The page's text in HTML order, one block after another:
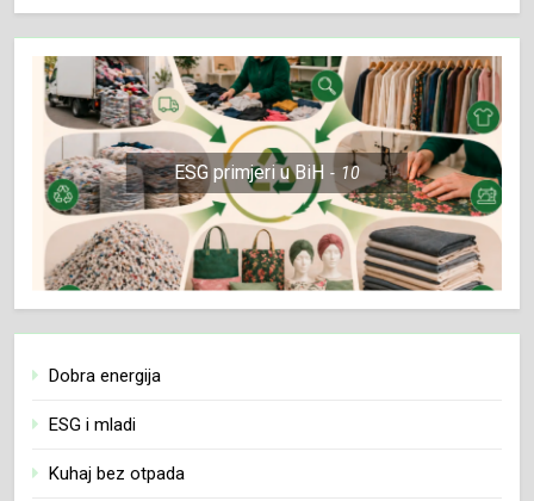
ESG primjeri u BiH 10
Dobra energija
ESG i mladi
Kuhaj bez otpada